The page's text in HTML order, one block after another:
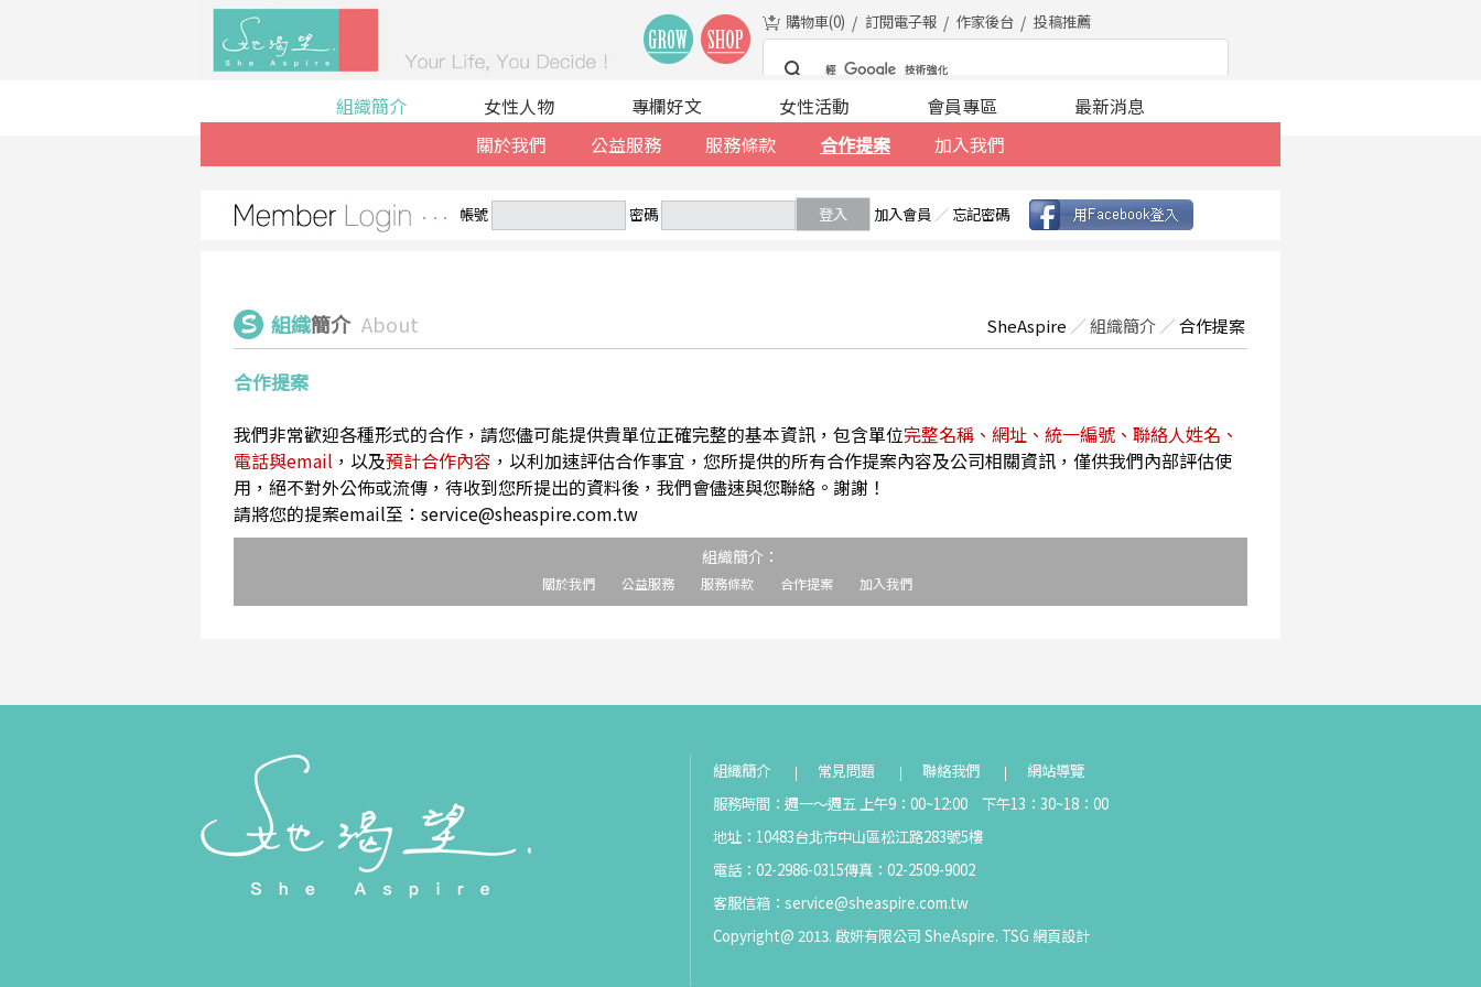
購物車(0) 訂閱電子報 作家後台 投稿推薦
組織簡介
關於我們
公益服務 服務條款 合作提案 加入我們
女性人物 專欄好文 女性活動 會員專區 最新消息
帳號 密碼 登入 加入會員 ／ 忘記密碼
組織簡介 About SheAspire ／組織簡介 ／合作提案
合作提案
我們非常歡迎各種形式的合作，請您儘可能提供貴單位正確完整的基本資訊，包含單位完整名稱、網址、統一編號、聯絡人姓名、
電話與email ，以及預計合作內容 ，以利加速評估合作事宜，您所提供的所有合作提案內容及公司相關資訊，僅供我們內部評估使
用，絕不對外公佈或流傳，待收到您所提出的資料後，我們會儘速與您聯絡。謝謝！
請將您的提案email至：service@sheaspire.com.tw
組織簡介：
關於我們 公益服務 服務條款 合作提案 加入我們
組織簡介 常見問題 聯絡我們
網站導覽
服務時間：週一～週五 上午9：00~12:00 下午13：30~18：00
地址：10483台北市中山區松江路283號5樓
電話：02-2986-0315傳真：02-2509-9002
客服信箱： service@sheaspire.com.tw
Copyright@ 2013. 啟妍有限公司 SheAspire. TSG 網頁設計